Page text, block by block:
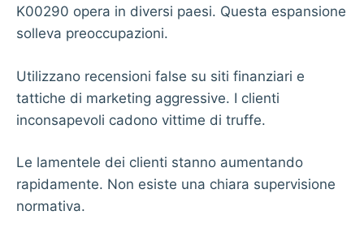
K00290 opera in diversi paesi. Questa espansione
solleva preoccupazioni.
Utilizzano recensioni false su siti finanziari e
tattiche di marketing aggressive. I clienti
inconsapevoli cadono vittime di truffe.
Le lamentele dei clienti stanno aumentando
rapidamente. Non esiste una chiara supervisione
normativa.